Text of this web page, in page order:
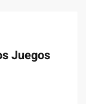
Juegos